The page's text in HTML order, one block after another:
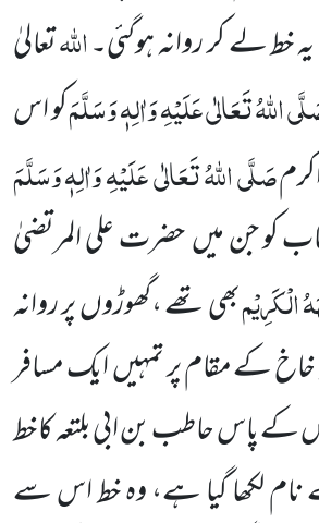
یہ خط لے کر روانہ ہوگئی۔اللّٰہتعالیٰ
اللّٰہُ تَعَالٰی عَلَیْہِ وَاٰلِہٖ وَسَلَّمَکو اس
صَلَّی اللّٰہُ تَعَالٰیعَلَیْہِ وَاٰلِہٖ وَسَلَّمَ
کو جن میںحضرت علی المرتضیٰ
الْکَرِیْمبھی تھے ،گھوڑوںپر روانہ
خاخ کے مقام پر تمہیںایک مسافر
پاس حاطب بن ابی بلتعہ کا خط
نام لکھا گیا ہے، وہ خط اس سے